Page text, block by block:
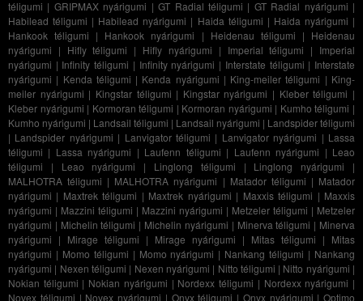
téligumi | GRIPMAX nyárigumi |GT Radial téligumi | GT Radial nyárigumi |
Habilead téligumi | Habilead nyárigumi | Haida téligumi | Haida nyárigumi |
Hankook téligumi | Hankook nyárigumi | Heidenau téligumi | Heidenau
nyárigumi | Hifly téligumi | Hifly nyárigumi | Imperial téligumi | Imperial
nyárigumi | Infinity téligumi | Infinity nyárigumi | Interstate téligumi | Interstate
nyárigumi | Kenda téligumi | Kenda nyárigumi | King-meiler téligumi | King-
meiler nyárigumi | Kingstar téligumi | Kingstar nyárigumi | Kleber téligumi |
Kleber nyárigumi | Kormoran téligumi | Kormoran nyárigumi | Kumho téligumi |
Kumho nyárigumi | Landsail téligumi | Landsail nyárigumi | Landspider téligumi
| Landspider nyárigumi | Lanvigator téligumi | Lanvigator nyárigumi | Lassa
téligumi | Lassa nyárigumi | Laufenn téligumi | Laufenn nyárigumi | Leao
téligumi | Leao nyárigumi | Linglong téligumi | Linglong nyárigumi |
MALHOTRA téligumi | MALHOTRA nyárigumi | Matador téligumi | Matador
nyárigumi | Maxtrek téligumi | Maxtrek nyárigumi | Maxxis téligumi | Maxxis
nyárigumi | Mazzini téligumi | Mazzini nyárigumi | Metzeler téligumi | Metzeler
nyárigumi | Michelin téligumi | Michelin nyárigumi | Minerva téligumi | Minerva
nyárigumi | Mirage téligumi | Mirage nyárigumi | Mitas téligumi | Mitas
nyárigumi | Momo téligumi | Momo nyárigumi | Nankang téligumi | Nankang
nyárigumi | Nexen téligumi | Nexen nyárigumi | Nitto téligumi | Nitto nyárigumi |
Nokian téligumi | Nokian nyárigumi | Nordexx téligumi | Nordexx nyárigumi |
Novex téligumi | Novex nyárigumi | Onyx téligumi | Onyx nyárigumi | Optimo